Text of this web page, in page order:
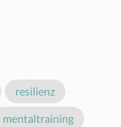
resilienz
mentaltraining